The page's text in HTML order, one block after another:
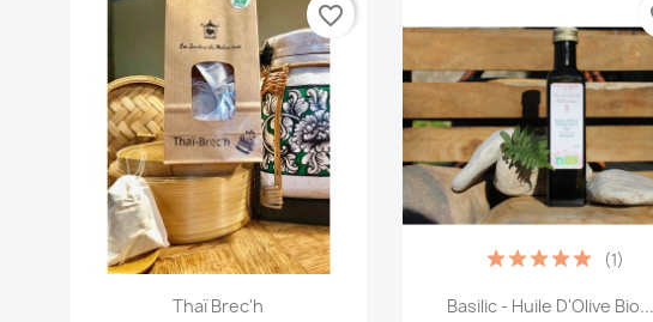
Aperçu rapide
Thaï Brec'h
favorite_border
 Aperçu rapide
Basilic - Huile D'Olive Bio...
(1)